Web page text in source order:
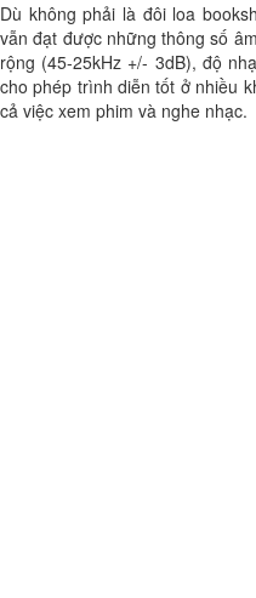
Dù không phải là đôi loa
vẫn đạt được những thông số
rộng (45-25kHz +/- 3dB), độ
cho phép trình diễn tốt ở nhiều
cả việc xem phim và nghe nhạc.